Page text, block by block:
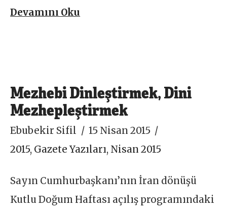
Devamını Oku
Mezhebi Dinleştirmek, Dini
Mezhepleştirmek
Ebubekir Sifil
15 Nisan 2015
2015, Gazete Yazıları, Nisan 2015
Sayın Cumhurbaşkanı’nın İran dönüşü
Kutlu Doğum Haftası açılış programındaki